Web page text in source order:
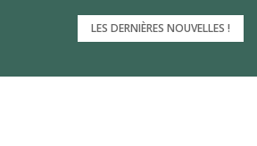
LES DERNIÈRES NOUVELLES !